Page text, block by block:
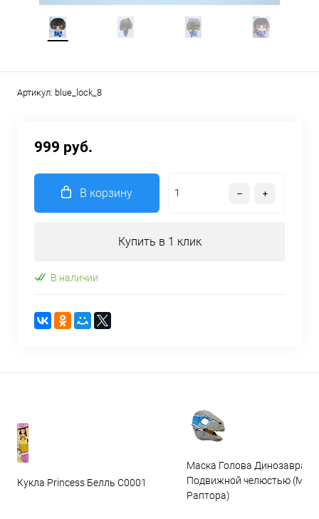
Артикул: blue_lock_8
999 руб.
В корзину
Купить в 1 клик
В наличии
Кукла Princess Белль C0001
Маска Голова Динозавра с
Подвижной челюстью
Раптора)